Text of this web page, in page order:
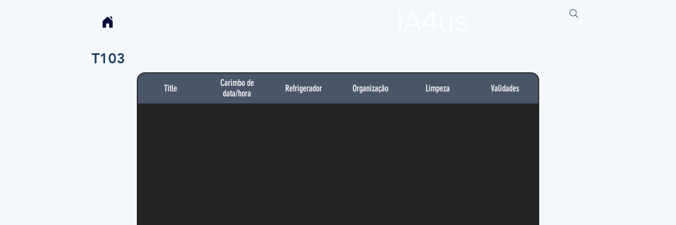
T103
Title
Carimbo de
data/hora
Refrigerador Organização Limpeza Validades